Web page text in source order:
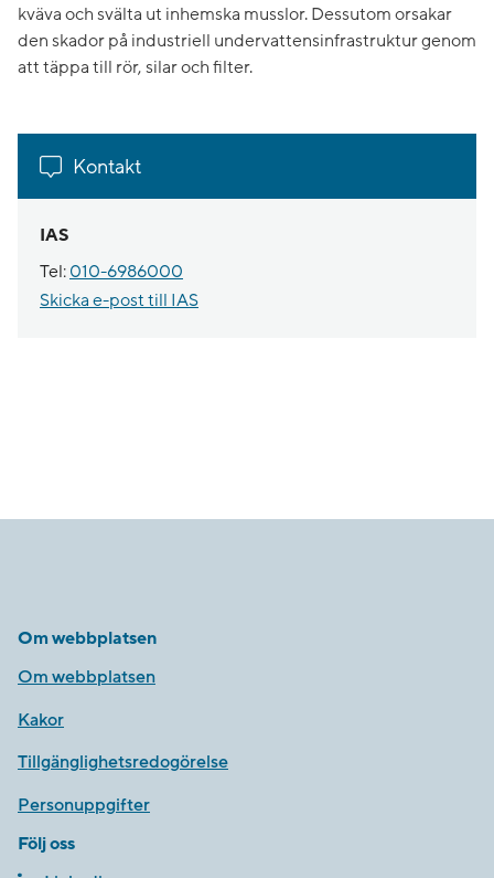
kväva och svälta ut inhemska musslor. Dessutom orsakar
den skador på industriell undervattensinfrastruktur genom
att täppa till rör, silar och filter.
Kontakt
IAS
Tel: 010-6986000
Skicka e-post till IAS
Om webbplatsen
Om webbplatsen
Kakor
Tillgänglighetsredogörelse
Personuppgifter
Följ oss